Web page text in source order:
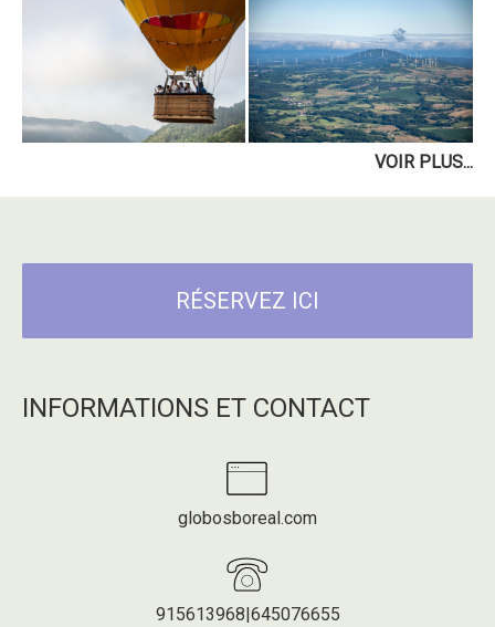
VOIR PLUS...
RÉSERVEZ ICI
INFORMATIONS ET CONTACT
globosboreal.com
915613968|645076655